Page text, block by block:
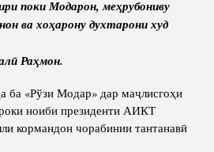
поки Модарон, меҳрубониву
ва хоҳарону духтарони худ
ӣРаҳмон.
ба «Рўзи Модар» дар маҷлисгоҳи
ноиби президенти АИКТ
кормандон чорабинии тантанавӣ